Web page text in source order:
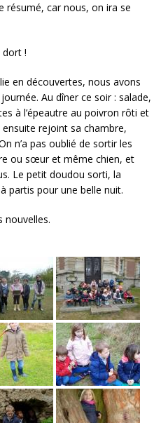
résumé, car nous, on ira se
!
en découvertes, nous avons
Au dîner ce soir : salade,
à l’épeautre au poivron rôti et
rejoint sa chambre,
n’a pas oublié de sortir les
ou sœur et même chien, et
Le petit doudou sorti, la
partis pour une belle nuit.
nouvelles.